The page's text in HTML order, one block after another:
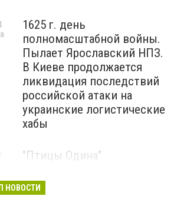
1625 г. день
полномасштабной войны.
Пылает Ярославский НПЗ.
В Киеве продолжается
ликвидация последствий
российской атаки на
украинские логистические
хабы
"Птицы Одина"
неопубликованные кадры
боевой работы, - ВИДЕО
НОВОСТИ